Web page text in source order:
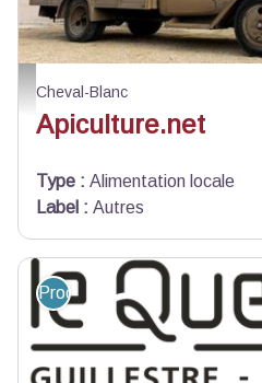
Luberon Apiculture - Luberon Apiculture
Cheval-Blanc
Apiculture.net
Type : Alimentation locale
Label : Autres
Produit du terroir et artisanat